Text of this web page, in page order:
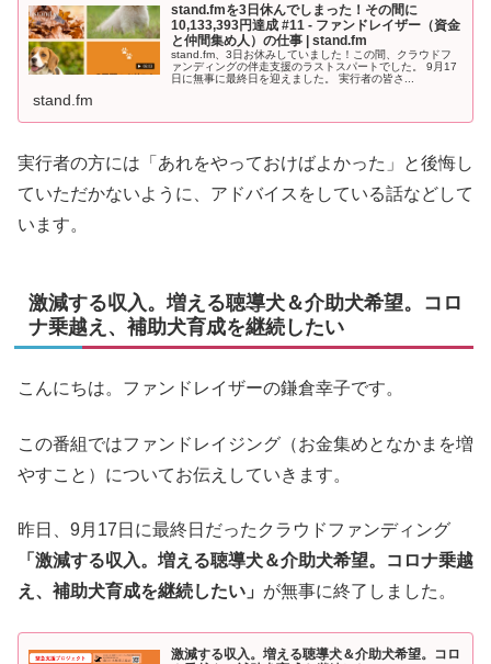
stand.fmを3日休んでしまった！その間に
10,133,393円達成 #11 - ファンドレイザー（資金
と仲間集め人）の仕事 | stand.fm
stand.fm、3日お休みしていました！この間、クラウドフ
ァンディングの伴走支援のラストスパートでした。 9月17
日に無事に最終日を迎えました。 実行者の皆さ...
stand.fm
実行者の方には「あれをやっておけばよかった」と後悔し
ていただかないように、アドバイスをしている話などして
います。
激減する収入。増える聴導犬＆介助犬希望。コロ
ナ乗越え、補助犬育成を継続したい
こんにちは。ファンドレイザーの鎌倉幸子です。
この番組ではファンドレイジング（お金集めとなかまを増
やすこと）についてお伝えしていきます。
昨日、9月17日に最終日だったクラウドファンディング
「激減する収入。増える聴導犬＆介助犬希望。コロナ乗越
え、補助犬育成を継続したい」 が無事に終了しました。
激減する収入。増える聴導犬＆介助犬希望。コロ